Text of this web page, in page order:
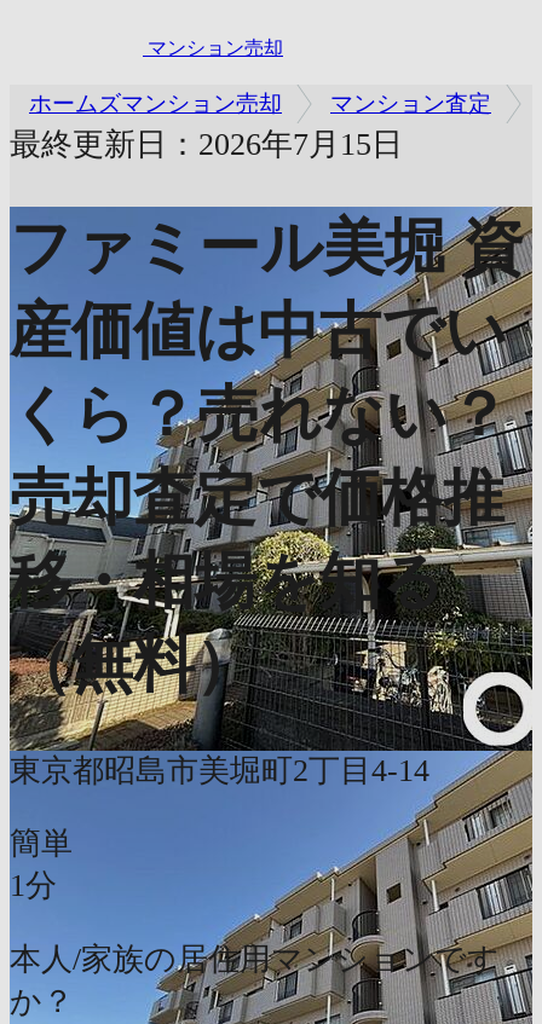
マンション売却
ホームズマンション売却 マンション査定
最終更新日：2026年7月15日
ファミール美堀 資
産価値は中古でい
くら？売れない？
売却査定で価格推
移・相場を知る
（無料）
東京都昭島市美堀町2丁目4-14
簡単
1分
本人/家族の居住用マンションです
か？